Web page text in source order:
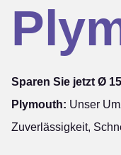
Sparen Sie jetzt Ø
Plymouth: Unser
Zuverlässigkeit,